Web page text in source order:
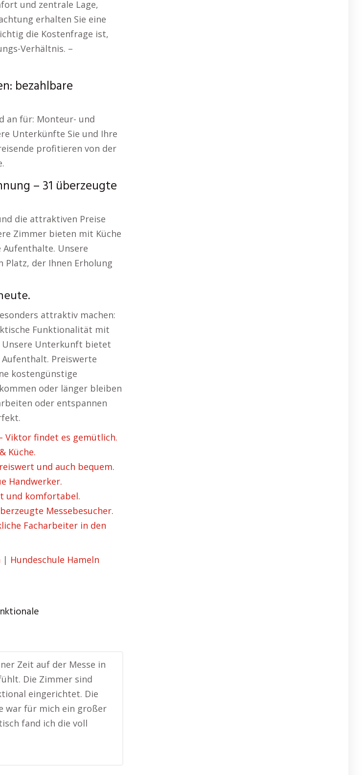
und zentrale Lage,
erhalten Sie eine
die Kostenfrage ist,
Verhältnis. –
bezahlbare
an für: Monteur- und
Unterkünfte Sie und Ihre
profitieren von der
– 31 überzeugte
die attraktiven Preise
Zimmer bieten mit Küche
Unsere
der Ihnen Erholung
attraktiv machen:
Funktionalität mit
Unsere Unterkunft bietet
Preiswerte
kostengünstige
oder länger bleiben
oder entspannen
Viktor findet es gemütlich.
Küche.
und auch bequem.
Handwerker.
und komfortabel.
Messebesucher.
Facharbeiter in den
| Hundeschule Hameln
Zeit auf der Messe in
Die Zimmer sind
eingerichtet. Die
war für mich ein großer
fand ich die voll